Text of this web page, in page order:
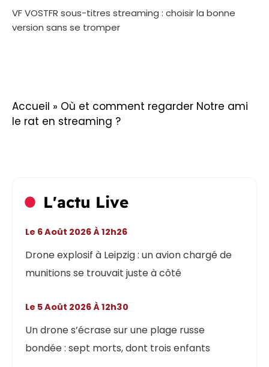
VF VOSTFR sous-titres streaming : choisir la bonne
version sans se tromper
Accueil » Où et comment regarder Notre ami
le rat en streaming ?
L'actu Live
Drone explosif à Leipzig : un avion chargé de
munitions se trouvait juste à côté
Le 6 Août 2026 À 12h26
Un drone s’écrase sur une plage russe
bondée : sept morts, dont trois enfants
Le 5 Août 2026 À 12h30